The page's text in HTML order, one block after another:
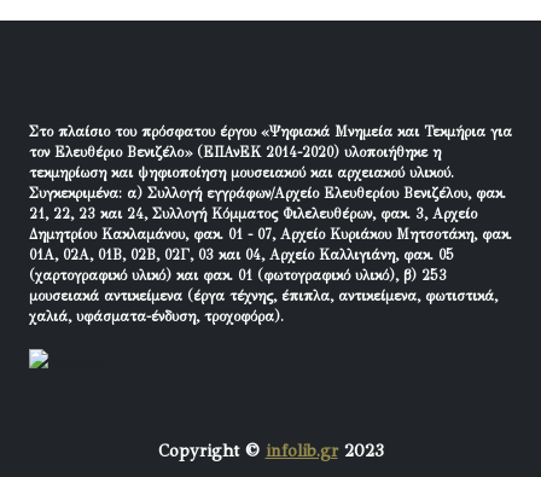
Στο πλαίσιο του πρόσφατου έργου «Ψηφιακά Μνημεία και Τεκμήρια για
τον Ελευθέριο Βενιζέλο» (ΕΠΑνΕΚ 2014-2020) υλοποιήθηκε η
τεκμηρίωση και ψηφιοποίηση μουσειακού και αρχειακού υλικού.
Συγκεκριμένα: α) Συλλογή εγγράφων/Αρχείο Ελευθερίου Βενιζέλου, φακ.
21, 22, 23 και 24, Συλλογή Κόμματος Φιλελευθέρων, φακ. 3, Αρχείο
Δημητρίου Κακλαμάνου, φακ. 01 - 07, Αρχείο Κυριάκου Μητσοτάκη, φακ.
01Α, 02Α, 01Β, 02Β, 02Γ, 03 και 04, Αρχείο Καλλιγιάνη, φακ. 05
(χαρτογραφικό υλικό) και φακ. 01 (φωτογραφικό υλικό), β) 253
μουσειακά αντικείμενα (έργα τέχνης, έπιπλα, αντικείμενα, φωτιστικά,
χαλιά, υφάσματα-ένδυση, τροχοφόρα).
Copyright © infolib.gr2023